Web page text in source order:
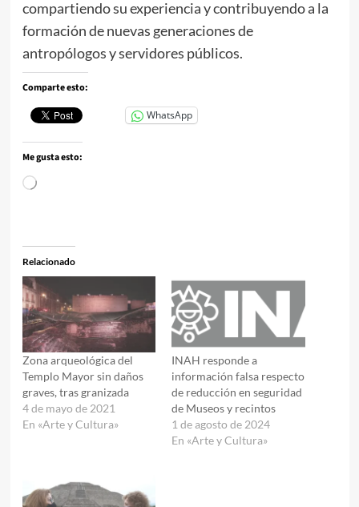
compartiendo su experiencia y contribuyendo a la
formación de nuevas generaciones de
antropólogos y servidores públicos.
Comparte esto:
WhatsApp
Me gusta esto:
Cargando...
Relacionado
Zona arqueológica del
Templo Mayor sin daños
graves, tras granizada
4 de mayo de 2021
En «Arte y Cultura»
INAH responde a
información falsa respecto
de reducción en seguridad
de Museos y recintos
1 de agosto de 2024
En «Arte y Cultura»